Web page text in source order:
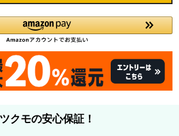
ツクモの安心保証！